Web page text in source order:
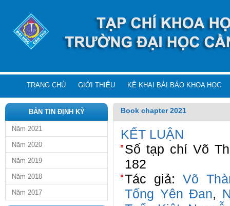
TRANG CHỦ GIỚI THIỆU KÊ KHAI BÀI BÁO KHOA HỌC
BẢN TIN ĐỊNH KỲ
Năm 2021
Năm 2020
Năm 2019
Năm 2018
Năm 2017
Book chapter 2021
KẾT LUẬN
Số tạp chí Võ
182
Tác giả: Võ
Tống Yên Đan,